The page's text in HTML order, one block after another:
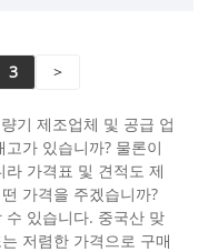
3 >
기 제조업체 및 공급 업
가 있습니까? 물론이
가격표 및 견적도 제
가격을 주겠습니까?
수 있습니다. 중국산 맞
저렴한 가격으로 구매